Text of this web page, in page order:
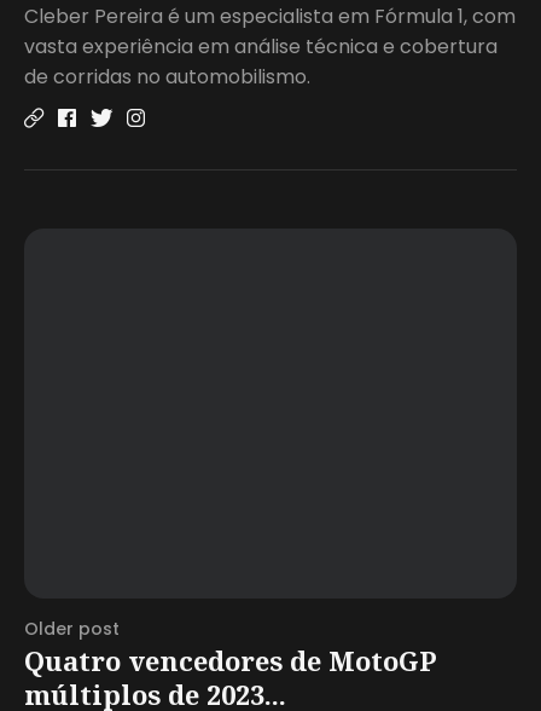
Cleber Pereira é um especialista em Fórmula 1, com
vasta experiência em análise técnica e cobertura
de corridas no automobilismo.
Older post
Quatro vencedores de MotoGP
múltiplos de 2023...